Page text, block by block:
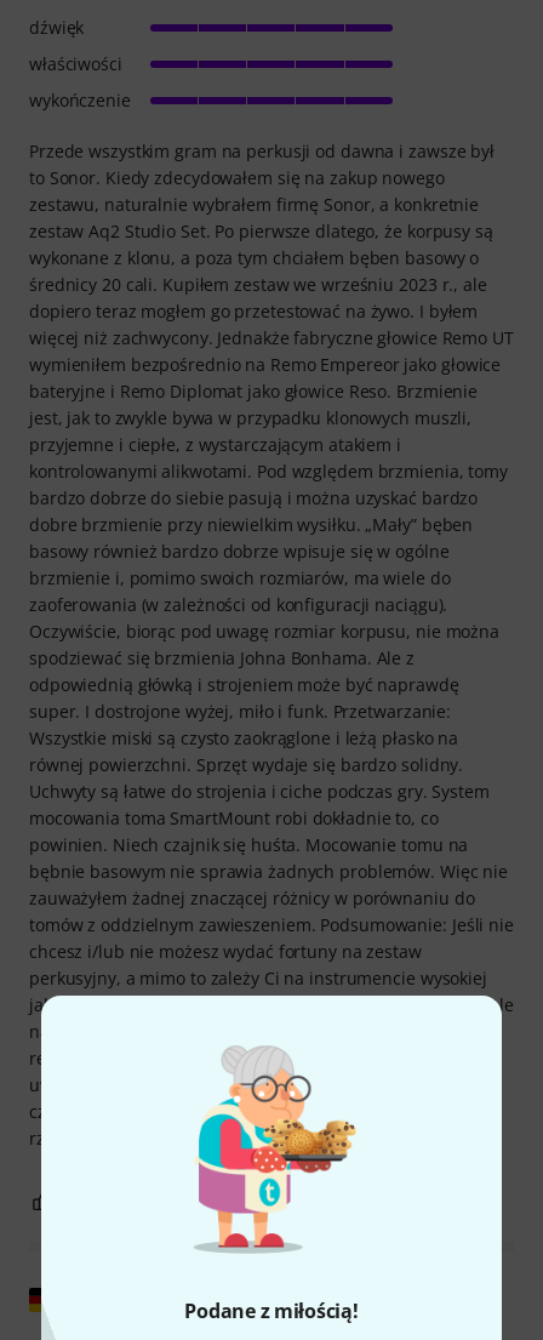
Podane z miłością!
Przede wszystkim gram na perkusji od dawna i zawsze był
to Sonor. Kiedy zdecydowałem się na zakup nowego
zestawu, naturalnie wybrałem firmę Sonor, a konkretnie
zestaw Aq2 Studio Set. Po pierwsze dlatego, że korpusy są
wykonane z klonu, a poza tym chciałem bęben basowy o
średnicy 20 cali. Kupiłem zestaw we wrześniu 2023 r., ale
dopiero teraz mogłem go przetestować na żywo. I byłem
więcej niż zachwycony. Jednakże fabryczne głowice Remo UT
wymieniłem bezpośrednio na Remo Empereor jako głowice
bateryjne i Remo Diplomat jako głowice Reso. Brzmienie
jest, jak to zwykle bywa w przypadku klonowych muszli,
przyjemne i ciepłe, z wystarczającym atakiem i
kontrolowanymi alikwotami. Pod względem brzmienia, tomy
bardzo dobrze do siebie pasują i można uzyskać bardzo
dobre brzmienie przy niewielkim wysiłku. „Mały” bęben
basowy również bardzo dobrze wpisuje się w ogólne
brzmienie i, pomimo swoich rozmiarów, ma wiele do
zaoferowania (w zależności od konfiguracji naciągu).
Oczywiście, biorąc pod uwagę rozmiar korpusu, nie można
spodziewać się brzmienia Johna Bonhama. Ale z
odpowiednią główką i strojeniem może być naprawdę
super. I dostrojone wyżej, miło i funk. Przetwarzanie:
Wszystkie miski są czysto zaokrąglone i leżą płasko na
równej powierzchni. Sprzęt wydaje się bardzo solidny.
Uchwyty są łatwe do strojenia i ciche podczas gry. System
mocowania toma SmartMount robi dokładnie to, co
powinien. Niech czajnik się huśta. Mocowanie tomu na
bębnie basowym nie sprawia żadnych problemów. Więc nie
zauważyłem żadnej znaczącej różnicy w porównaniu do
tomów z oddzielnym zawieszeniem. Podsumowanie: Jeśli nie
chcesz i/lub nie możesz wydać fortuny na zestaw
perkusyjny, a mimo to zależy Ci na instrumencie wysokiej
jakości, ten zestaw będzie dla Ciebie idealnym wyborem. Ale
na pewno wymieniłbym fabryczne poszycia. Wyraźna
rekomendacja zakupu. Kolejna, moim zdaniem, ważna
uwaga: program AQ2 oferuje inne rozmiary bębnów, dzięki
czemu możesz łatwo rozbudować swój zestaw. najlepsza
rzecz
dźwięk
właściwości
wykończenie
ZGŁOŚ NADUŻYCIE